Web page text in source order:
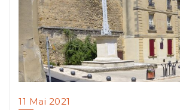
11 Mai 2021